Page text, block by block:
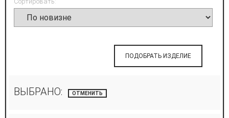
ПОДОБРАТЬ ИЗДЕЛИЕ
ВЫБРАНО: ОТМЕНИТЬ